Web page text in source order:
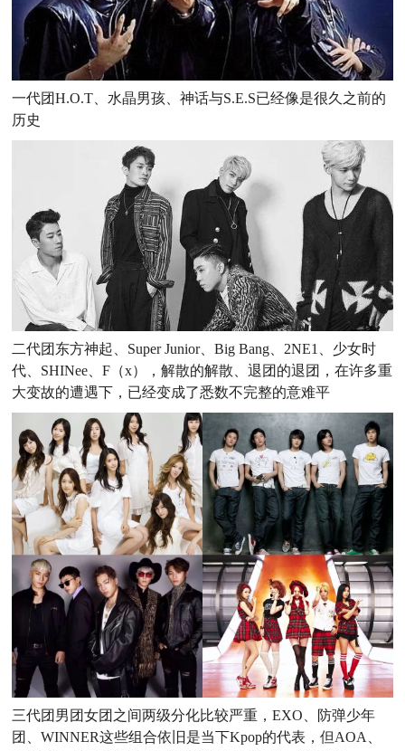
一代团H.O.T、水晶男孩、神话与S.E.S已经像是很久之前的
历史
二代团东方神起、Super Junior、Big Bang、2NE1、少女时
代、SHINee、F（x），解散的解散、退团的退团，在许多重
大变故的遭遇下，已经变成了悉数不完整的意难平
三代团男团女团之间两级分化比较严重，EXO、防弹少年
团、WINNER这些组合依旧是当下Kpop的代表，但AOA、